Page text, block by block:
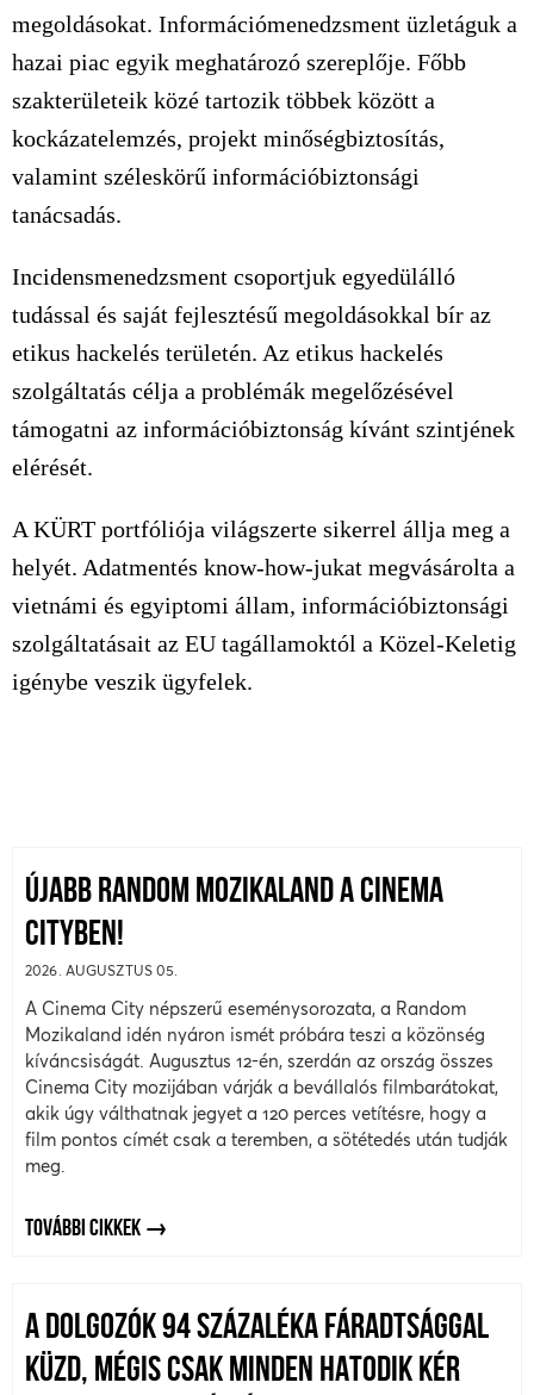
megoldásokat. Információmenedzsment üzletáguk a
hazai piac egyik meghatározó szereplője. Főbb
szakterületeik közé tartozik többek között a
kockázatelemzés, projekt minőségbiztosítás,
valamint széleskörű információbiztonsági
tanácsadás.
Incidensmenedzsment csoportjuk egyedülálló
tudással és saját fejlesztésű megoldásokkal bír az
etikus hackelés területén. Az etikus hackelés
szolgáltatás célja a problémák megelőzésével
támogatni az információbiztonság kívánt szintjének
elérését.
A KÜRT portfóliója világszerte sikerrel állja meg a
helyét. Adatmentés know-how-jukat megvásárolta a
vietnámi és egyiptomi állam, információbiztonsági
szolgáltatásait az EU tagállamoktól a Közel-Keletig
igénybe veszik ügyfelek.
ÚJABB RANDOM MOZIKALAND A CINEMA
CITYBEN!
2026. AUGUSZTUS 05.
A Cinema City népszerű eseménysorozata, a Random
Mozikaland idén nyáron ismét próbára teszi a közönség
kíváncsiságát. Augusztus 12-én, szerdán az ország összes
Cinema City mozijában várják a bevállalós filmbarátokat,
akik úgy válthatnak jegyet a 120 perces vetítésre, hogy a
film pontos címét csak a teremben, a sötétedés után tudják
meg.
TOVÁBBI CIKKEK
A DOLGOZÓK 94 SZÁZALÉKA FÁRADTSÁGGAL
KÜZD, MÉGIS CSAK MINDEN HATODIK KÉR